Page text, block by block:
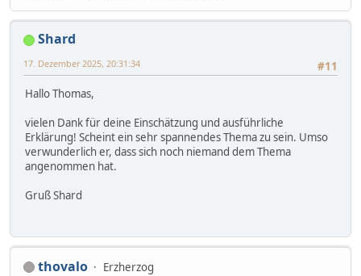
Shard
#11
17. Dezember 2025, 20:31:34
Hallo Thomas,
vielen Dank für deine Einschätzung und ausführliche
Erklärung! Scheint ein sehr spannendes Thema zu sein. Umso
verwunderlich er, dass sich noch niemand dem Thema
angenommen hat.
Gruß Shard
thovalo
Erzherzog